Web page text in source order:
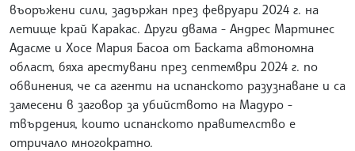
въоръжени сили, задържан през февруари 2024 г. на
летище край Каракас. Други двама - Андрес Мартинес
Адасме и Хосе Мария Басоа от Баската автономна
област, бяха арестувани през септември 2024 г. по
обвинения, че са агенти на испанското разузнаване и са
замесени в заговор за убийството на Мадуро -
твърдения, които испанското правителство е
отричало многократно.